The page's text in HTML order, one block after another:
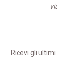
Ricevi gli